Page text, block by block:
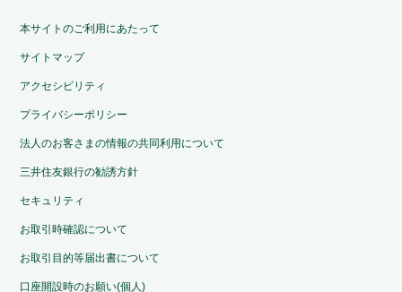
本サイトのご利用にあたって
サイトマップ
アクセシビリティ
プライバシーポリシー
法人のお客さまの情報の共同利用について
三井住友銀行の勧誘方針
セキュリティ
お取引時確認について
お取引目的等届出書について
口座開設時のお願い(個人)